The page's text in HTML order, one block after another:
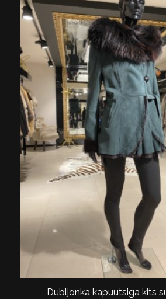
Dubljonka kapuutsiga kits